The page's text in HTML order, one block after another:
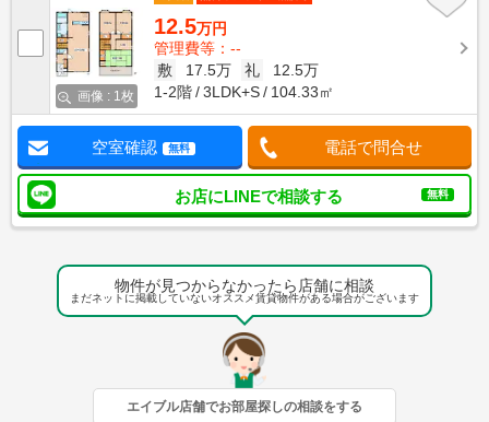
画像 : 1枚
12.5万円
管理費等：--
敷
17.5万 礼
12.5万
1-2階
3LDK+S 104.33㎡
空室確認 無料 電話で問合せ
お店にLINEで相談する 無料
物件が見つからなかったら店舗に相談
まだネットに掲載していないオススメ賃貸物件がある場合がございます
エイブル店舗でお部屋探しの相談をする